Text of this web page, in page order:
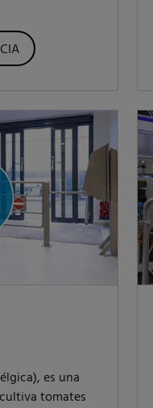
es una
tomates